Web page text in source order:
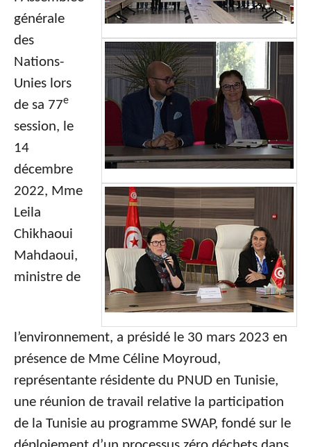
générale
des
Nations-
Unies lors
de sa 77e
session, le
14
décembre
2022, Mme
Leila
Chikhaoui
Mahdaoui,
ministre de
l’environnement, a présidé le 30 mars 2023 en
présence de Mme Céline Moyroud,
représentante résidente du PNUD en Tunisie,
une réunion de travail relative la participation
de la Tunisie au programme SWAP, fondé sur le